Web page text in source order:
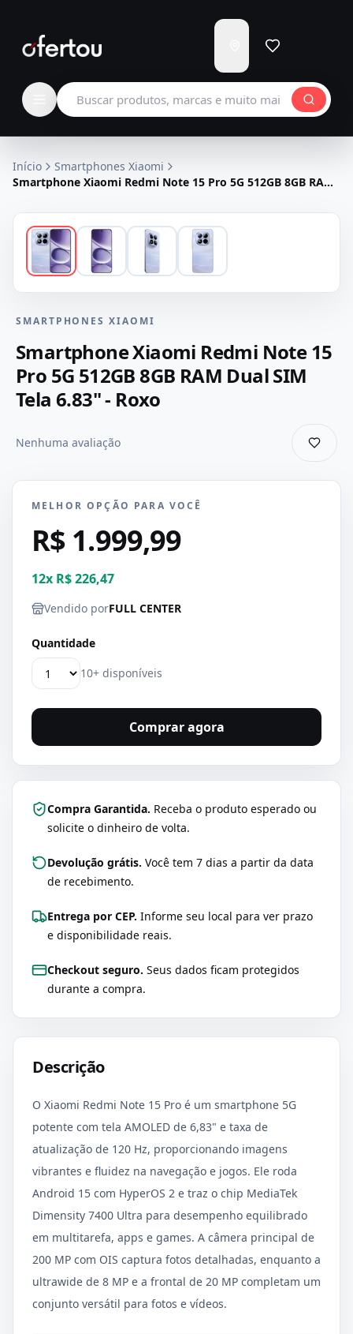
para
Carregando...
Buscar produtos
Início
Smartphones Xiaomi
Smartphone Xiaomi Redmi Note 15 Pro 5G 512GB 8GB RAM
SMARTPHONES XIAOMI
Smartphone Xiaomi Redmi Note 15
Pro 5G 512GB 8GB RAM Dual SIM
Tela 6.83" - Roxo
Nenhuma avaliação
MELHOR OPÇÃO PARA VOCÊ
R$ 1.999,99
12x R$ 226,47
Vendido porFULL CENTER
Quantidade
10+ disponíveis
Comprar agora
Compra Garantida. Receba o produto esperado ou
solicite o dinheiro de volta.
Devolução grátis. Você tem 7 dias a partir da data
de recebimento.
Entrega por CEP. Informe seu local para ver prazo
e disponibilidade reais.
Checkout seguro. Seus dados ficam protegidos
durante a compra.
Descrição
O Xiaomi Redmi Note 15 Pro é um smartphone 5G
potente com tela AMOLED de 6,83" e taxa de
atualização de 120 Hz, proporcionando imagens
vibrantes e fluidez na navegação e jogos. Ele roda
Android 15 com HyperOS 2 e traz o chip MediaTek
Dimensity 7400 Ultra para desempenho equilibrado
em multitarefa, apps e games. A câmera principal de
200 MP com OIS captura fotos detalhadas, enquanto a
ultrawide de 8 MP e a frontal de 20 MP completam um
conjunto versátil para fotos e vídeos.